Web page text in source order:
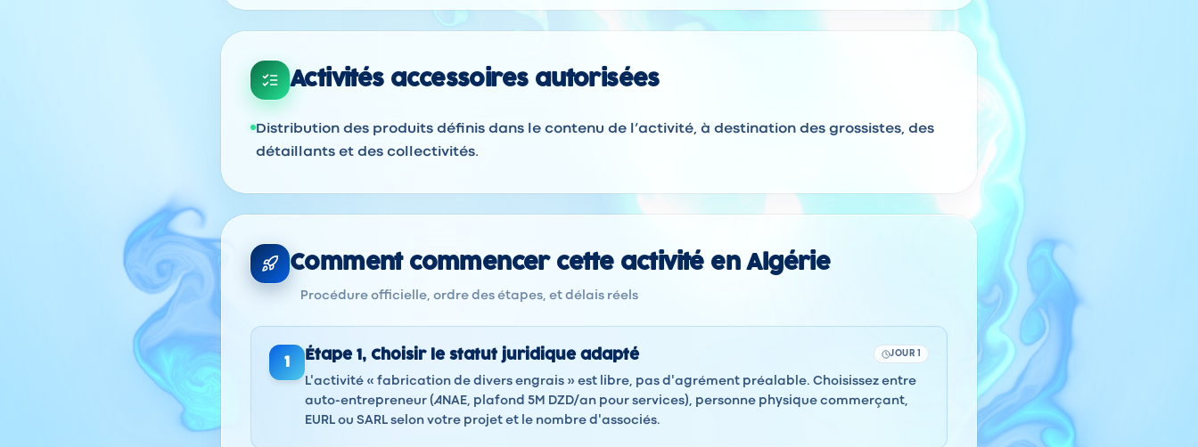
Activités accessoires autorisées
Distribution des produits définis dans le contenu de l’activité, à destination des grossistes, des
détaillants et des collectivités.
Comment commencer cette activité en Algérie
Procédure officielle, ordre des étapes, et délais réels
1 Étape 1 , Choisir le statut juridique adapté JOUR 1
L'activité « fabrication de divers engrais » est libre, pas d'agrément préalable. Choisissez entre
auto-entrepreneur (ANAE, plafond 5M DZD/an pour services), personne physique commerçant,
EURL ou SARL selon votre projet et le nombre d'associés.